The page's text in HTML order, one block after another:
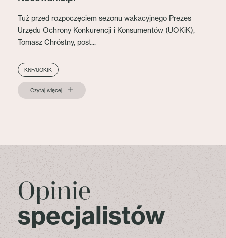
Tuż przed rozpoczęciem sezonu wakacyjnego Prezes
Urzędu Ochrony Konkurencji i Konsumentów (UOKiK),
Tomasz Chróstny, post...
KNF/UOKIK
Czytaj więcej
Opinie
specjalistów